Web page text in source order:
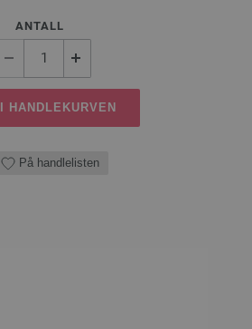
ANTALL
I HANDLEKURVEN
På handlelisten